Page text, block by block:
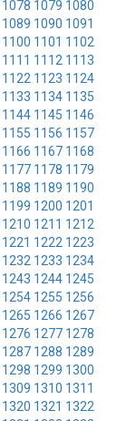
1078 1079 1080
1089 1090 1091
1100 1101 1102
1111 1112 1113
1122 1123 1124
1133 1134 1135
1144 1145 1146
1155 1156 1157
1166 1167 1168
1177 1178 1179
1188 1189 1190
1199 1200 1201
1210 1211 1212
1221 1222 1223
1232 1233 1234
1243 1244 1245
1254 1255 1256
1265 1266 1267
1276 1277 1278
1287 1288 1289
1298 1299 1300
1309 1310 1311
1320 1321 1322